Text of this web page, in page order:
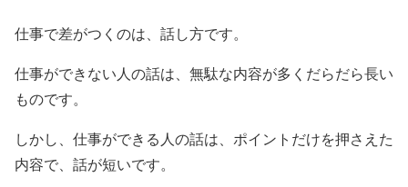
仕事で差がつくのは、話し方です。
仕事ができない人の話は、無駄な内容が多くだらだら長い
ものです。
しかし、仕事ができる人の話は、ポイントだけを押さえた
内容で、話が短いです。